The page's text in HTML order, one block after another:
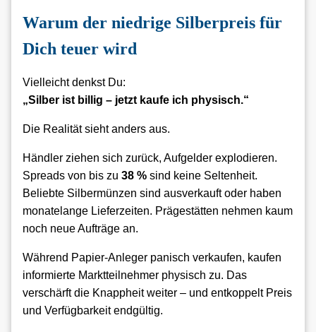
Warum der niedrige Silberpreis für
Dich teuer wird
Vielleicht denkst Du:
„Silber ist billig – jetzt kaufe ich physisch.“
Die Realität sieht anders aus.
Händler ziehen sich zurück, Aufgelder explodieren.
Spreads von bis zu 38 % sind keine Seltenheit.
Beliebte Silbermünzen sind ausverkauft oder haben
monatelange Lieferzeiten. Prägestätten nehmen kaum
noch neue Aufträge an.
Während Papier-Anleger panisch verkaufen, kaufen
informierte Marktteilnehmer physisch zu. Das
verschärft die Knappheit weiter – und entkoppelt Preis
und Verfügbarkeit endgültig.